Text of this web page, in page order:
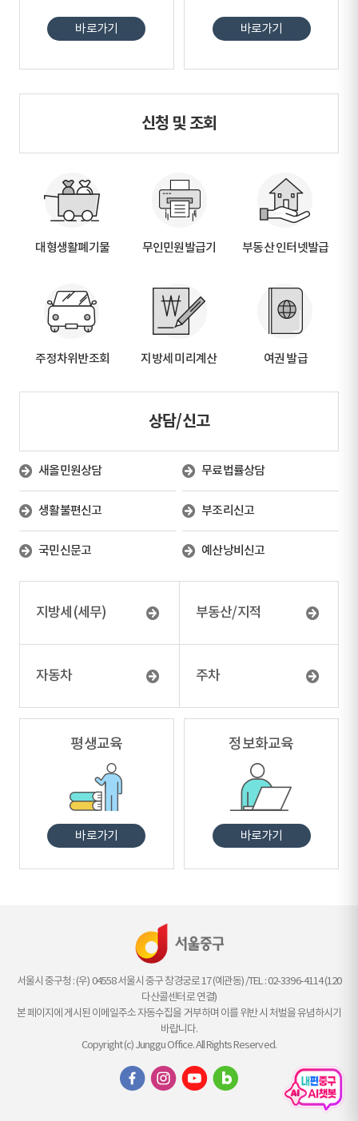
바로가기 바로가기
신청 및 조회
대형생활폐기물 무인민원발급기 부동산 인터넷발급
주정차위반조회 지방세 미리계산 여권 발급
상담/신고
새올민원상담 무료법률상담
생활불편신고 부조리신고
국민신문고 예산낭비신고
지방세(세무) 부동산/지적
자동차 주차
평생교육
바로가기
정보화교육
바로가기
서울시 중구청 : (우) 04558 서울시 중구 창경궁로 17 (예관동) /TEL : 02-3396-4114 (120
다산콜센터로 연결)
본 페이지에 게시된 이메일주소 자동수집을 거부하며 이를 위반 시 처벌을 유념하시기
바랍니다.
Copyright (c) Junggu Office. All Rights Reserved.